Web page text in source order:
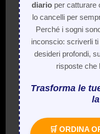
diarioper catturare
lo cancelli per
Perché i sogni
inconscio: scriverli
desideri profondi,
risposte che
Trasforma le
🛒 ORDINA